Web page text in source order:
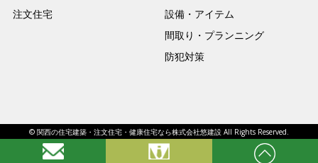
注文住宅
設備・アイテム
間取り・プランニング
防犯対策
© 関西の住宅建築・注文住宅・健康住宅なら株式会社悠建設 All Rights Reserved.